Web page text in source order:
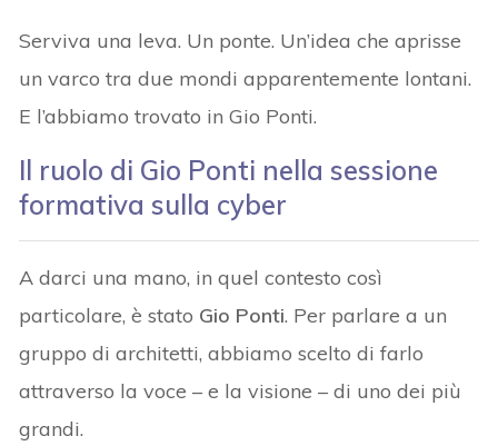
Serviva una leva. Un ponte. Un’idea che aprisse
un varco tra due mondi apparentemente lontani.
E l’abbiamo trovato in Gio Ponti.
Il ruolo di Gio Ponti nella sessione
formativa sulla cyber
A darci una mano, in quel contesto così
particolare, è stato Gio Ponti. Per parlare a un
gruppo di architetti, abbiamo scelto di farlo
attraverso la voce – e la visione – di uno dei più
grandi.